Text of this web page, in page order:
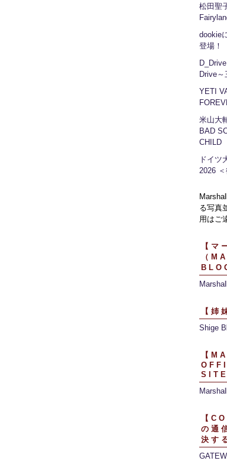
松田聖
dookie
登場！
Drive
YETI
米山大
BAD
CHILD
ドイツ
2026 ＜
る写真
用はご
【マ
（
【姉
Shige
【
SITE
【
の通
決す